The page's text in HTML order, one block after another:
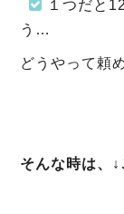
１つだと
う…
どうやって頼
そんな時は、